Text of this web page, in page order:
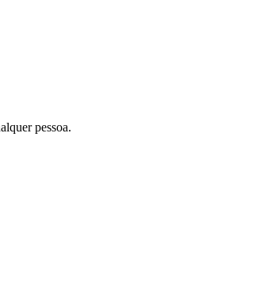
pessoa.